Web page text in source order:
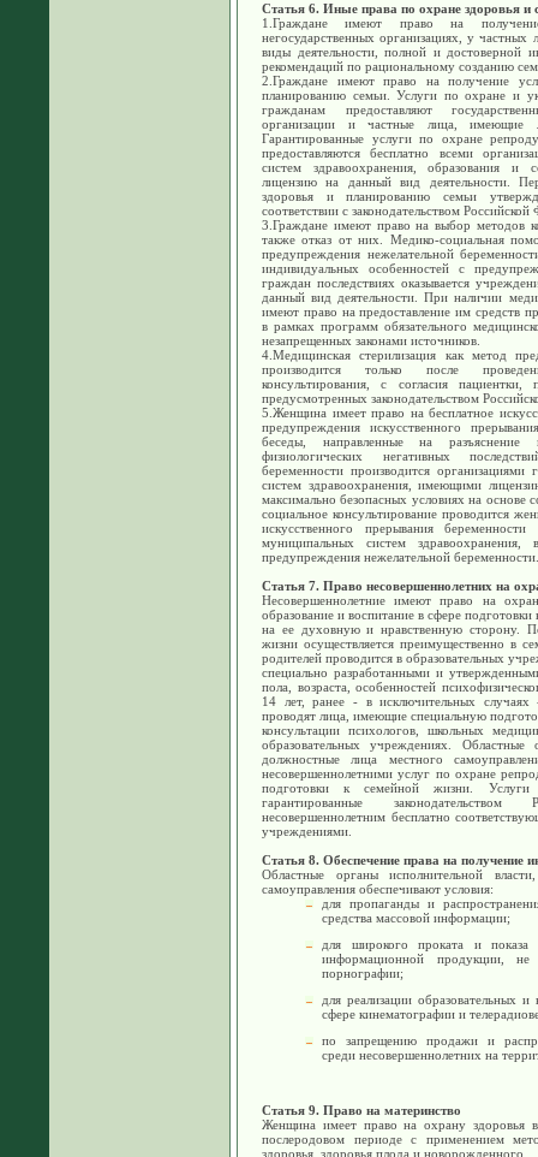
Статья 6. Иные права по охране здоровья и
1.Граждане имеют право на
негосударственных организациях, у
виды деятельности, полной и достоверной
рекомендаций по рациональному созданию
2.Граждане имеют право на получение
планированию семьи. Услуги по охране и
гражданам предоставляют
организации и частные лица, имеющие
Гарантированные услуги по охране
предоставляются бесплатно всеми
систем здравоохранения, образования и
лицензию на данный вид деятельности.
здоровья и планированию семьи
соответствии с законодательством
3.Граждане имеют право на выбор методов
также отказ от них. Медико-социальная
предупреждения нежелательной
индивидуальных особенностей с
граждан последствиях оказывается
данный вид деятельности. При наличии
имеют право на предоставление им средств
в рамках программ обязательного
незапрещенных законами источников.
4.Медицинская стерилизация как метод
производится только после
консультирования, с согласия
предусмотренных законодательством
5.Женщина имеет право на бесплатное
предупреждения искусственного
беседы, направленные на разъяснение
физиологических негативных
беременности производится организациями
систем здравоохранения, имеющими
максимально безопасных условиях на основе
социальное консультирование проводится
искусственного прерывания
муниципальных систем здравоохранения,
предупреждения нежелательной беременности.
Статья 7. Право несовершеннолетних на
Несовершеннолетние имеют право на
образование и воспитание в сфере
на ее духовную и нравственную сторону.
жизни осуществляется преимущественно в
родителей проводится в образовательных
специально разработанными и
пола, возраста, особенностей
14 лет, ранее - в исключительных
проводят лица, имеющие специальную
консультации психологов, школьных
образовательных учреждениях.
должностные лица местного
несовершеннолетними услуг по охране
подготовки к семейной жизни. Услуги
гарантированные
несовершеннолетним бесплатно
учреждениями.
Статья 8. Обеспечение права на получение
Областные органы исполнительной
самоуправления обеспечивают условия:
для пропаганды и
средства массовой информации;
для широкого проката и
информационной продукции,
порнографии;
для реализации образовательных
сфере кинематографии и
по запрещению продажи и
среди несовершеннолетних на
Статья 9. Право на материнство
Женщина имеет право на охрану здоровья
послеродовом периоде с применением
здоровья, здоровья плода и новорожденного.